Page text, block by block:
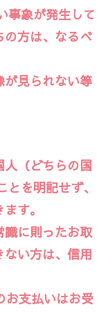
事象が発生して
の方は、なるべ
見られない等
人（どちらの国
を明記せず、
す。
識に則ったお取
い方は、信用
お支払いはお受